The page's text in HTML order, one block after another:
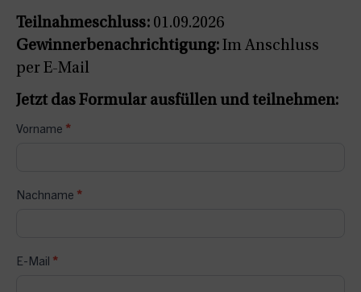
Teilnahmeschluss: 01.09.2026
Gewinnerbenachrichtigung: Im Anschluss
per E-Mail
Jetzt das Formular ausfüllen und teilnehmen:
Verlosung:
Caravan
2026
Vorname *
Nachname *
E-Mail *